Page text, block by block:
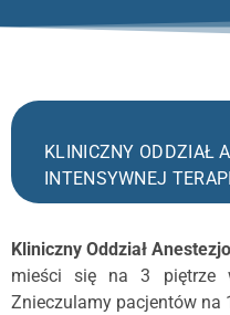
KLINICZNY ODDZIAŁ
INTENSYWNEJ TERAPII
Kliniczny Oddział
mieści się na 3 piętrze
Znieczulamy pacjentów na